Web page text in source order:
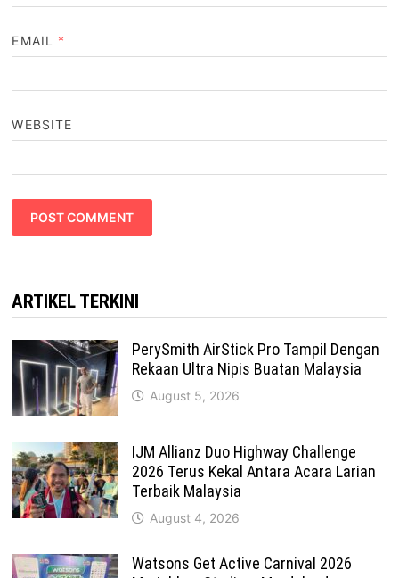
EMAIL *
WEBSITE
ARTIKEL TERKINI
PerySmith AirStick Pro Tampil Dengan
Rekaan Ultra Nipis Buatan Malaysia
August 5, 2026
IJM Allianz Duo Highway Challenge
2026 Terus Kekal Antara Acara Larian
Terbaik Malaysia
August 4, 2026
Watsons Get Active Carnival 2026